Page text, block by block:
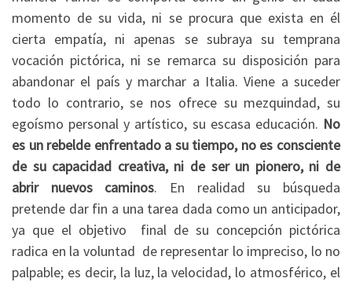
momento de su vida, ni se procura que exista en él
cierta empatía, ni apenas se subraya su temprana
vocación pictórica, ni se remarca su disposición para
abandonar el país y marchar a Italia. Viene a suceder
todo lo contrario, se nos ofrece su mezquindad, su
egoísmo personal y artístico, su escasa educación. No
es un rebelde enfrentado a su tiempo, no es consciente
de su capacidad creativa, ni de ser un pionero, ni de
abrir nuevos caminos. En realidad su búsqueda
pretende dar fin a una tarea dada como un anticipador,
ya que el objetivo final de su concepción pictórica
radica en la voluntad de representar lo impreciso, lo no
palpable; es decir, la luz, la velocidad, lo atmosférico, el